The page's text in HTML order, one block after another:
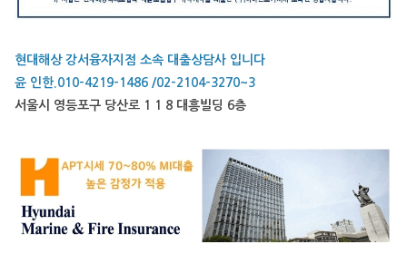
현대해상 강서융자지점 소속 대출상담사 입니다
윤 인한.010-4219-1486 /02-2104-3270~3
서울시 영등포구 당산로 1 1 8 대흥빌딩 6층